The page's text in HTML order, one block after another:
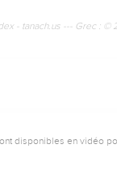
- tanach.us --- Grec :
disponibles en vidéo